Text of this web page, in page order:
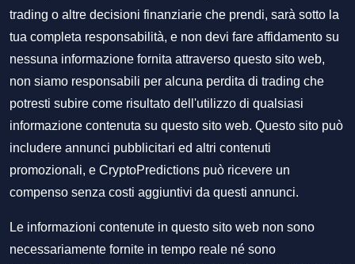
trading o altre decisioni finanziarie che prendi, sarà sotto la
tua completa responsabilità, e non devi fare affidamento su
nessuna informazione fornita attraverso questo sito web,
non siamo responsabili per alcuna perdita di trading che
potresti subire come risultato dell'utilizzo di qualsiasi
informazione contenuta su questo sito web. Questo sito può
includere annunci pubblicitari ed altri contenuti
promozionali, e CryptoPredictions può ricevere un
compenso senza costi aggiuntivi da questi annunci.
Le informazioni contenute in questo sito web non sono
necessariamente fornite in tempo reale né sono